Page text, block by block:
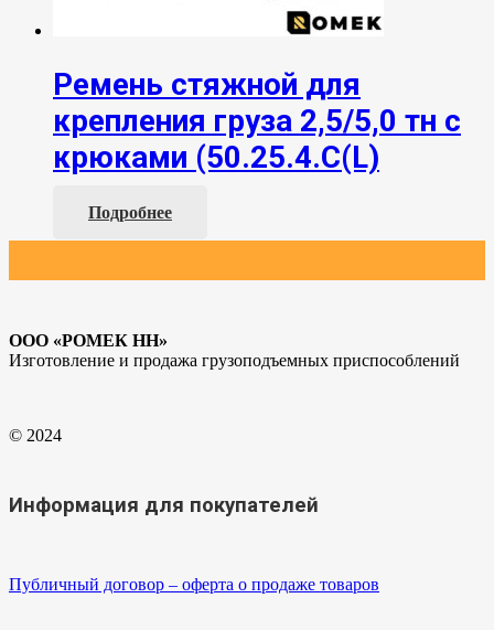
Ремень стяжной для
крепления груза 2,5/5,0 тн с
крюками (50.25.4.С(L)
Подробнее
ООО «РОМЕК НН»
Изготовление и продажа грузоподъемных приспособлений
© 2024
Информация для покупателей
Публичный договор – оферта о продаже товаров